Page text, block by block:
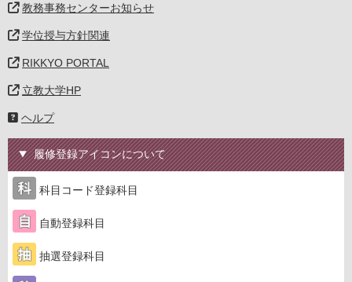
教務事務センターお知らせ
学位授与方針関連
RIKKYO PORTAL
立教大学HP
ヘルプ
履修登録アイコンについて
科目コード登録科目
自動登録科目
抽選登録科目